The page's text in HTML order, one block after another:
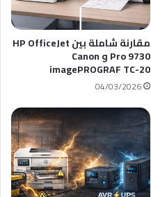
مقارنة شاملة بين HP OfficeJet
Pro 9730 و Canon
imagePROGRAF TC-20
04/03/2026